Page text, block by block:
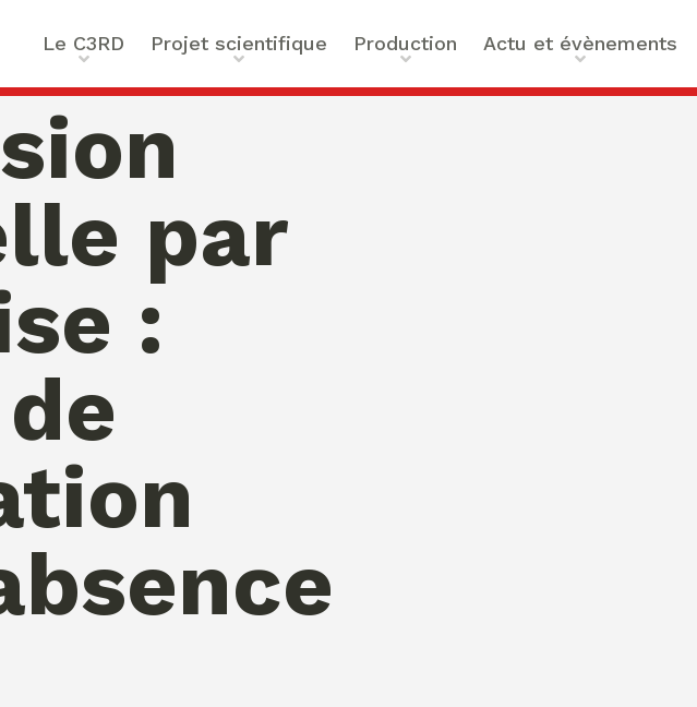
Le C3RD
nous ?
Enfance & familles
Droit & éthique de la santé
& ESG, Sustainability
– ECCE
Projet scientifique
Le projet scientifique
Vulnérabilités
Sécurité : Approches Critiques et
Ethique des Organisations
Production
Ouvrages
Actu et évènements
Actualités
par
: